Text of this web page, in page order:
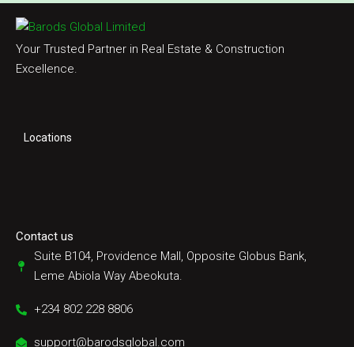
Your Trusted Partner in Real Estate & Construction
Excellence.
Locations
Contact us
Suite B104, Providence Mall, Opposite Globus Bank,
Leme Abiola Way Abeokuta.
+234 802 228 8806
support@barodsglobal.com